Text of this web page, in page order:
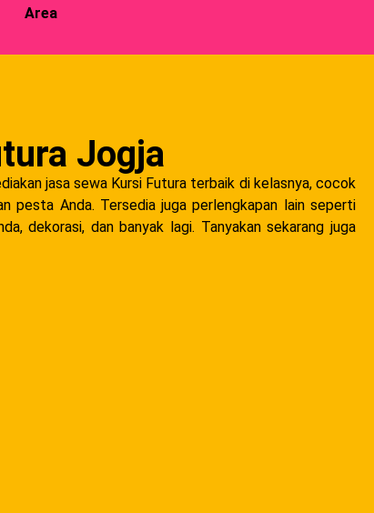
Area
Jogja
jasa sewa Kursi Futura terbaik di kelasnya, cocok
pesta Anda. Tersedia juga perlengkapan lain seperti
dekorasi, dan banyak lagi. Tanyakan sekarang juga